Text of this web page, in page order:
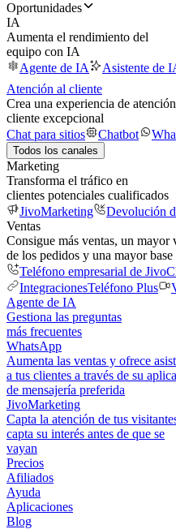
Oportunidades
IA
Aumenta el rendimiento del
equipo con IA
Agente de IA
Asistente de
Atención al cliente
Crea una experiencia de
cliente excepcional
Chat para sitios
Chatbot
Todos los canales
Marketing
Transforma el tráfico en
clientes potenciales cualificados
JivoMarketing
Devolución
Ventas
Consigue más ventas, un mayor
de los pedidos y una mayor base
Teléfono empresarial de
IntegracionesTeléfono Plus
Agente de IA
Gestiona las preguntas
más frecuentes
WhatsApp
Aumenta las ventas y ofrece
a tus clientes a través de su
de mensajería preferida
JivoMarketing
Capta la atención de tus
capta su interés antes de que se
vayan
Precios
Afiliados
Ayuda
Aplicaciones
Blog